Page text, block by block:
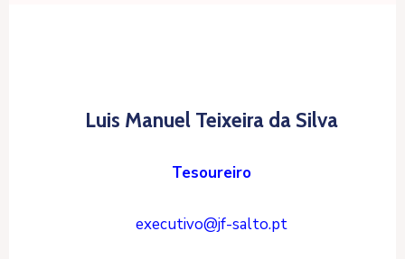
Luis Manuel Teixeira da Silva
Tesoureiro
executivo@jf-salto.pt